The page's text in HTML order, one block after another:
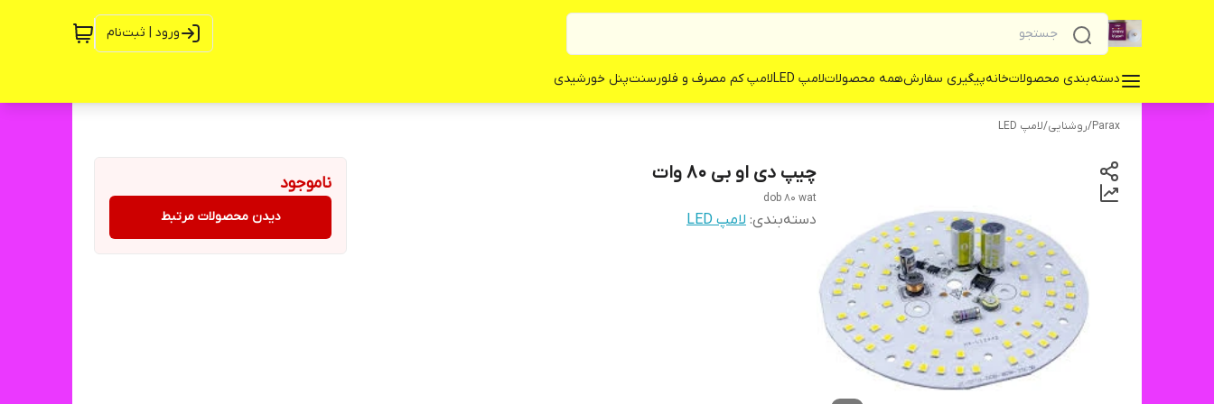
ورود | ثبت‌نام
دسته‌بندی محصولاتخانهپیگیری سفارشهمه محصولاتلامپ LED لامپ کم مصرف و فلورسنتپنل خورشیدی
Parax
/روشنایی/لامپ LED
چیپ دی او بی 80 وات
dob 80 wat
دسته‌بندی: لامپ LED
ناموجود
دیدن محصولات مرتبط